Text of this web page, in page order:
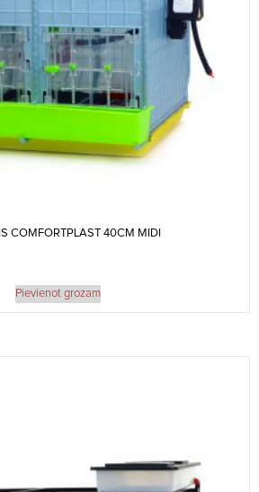
COMFORTPLAST 40CM MIDI
Pievienot grozam